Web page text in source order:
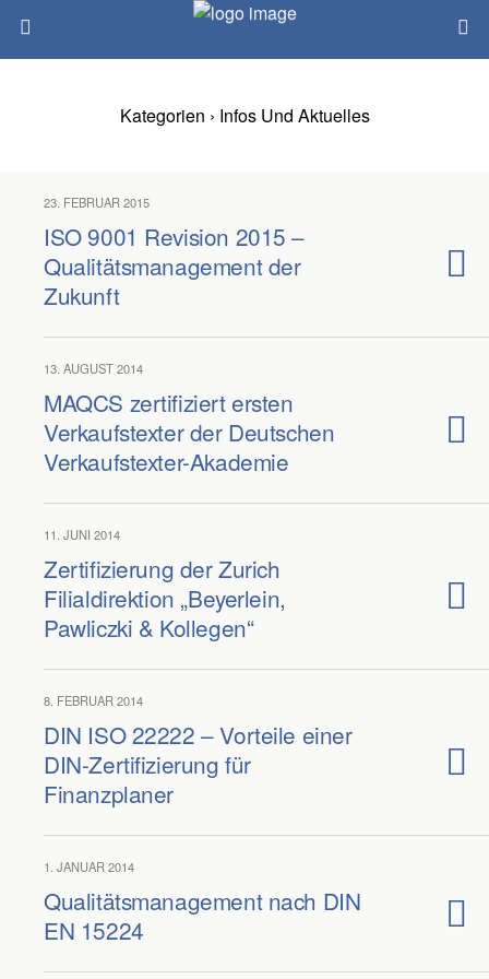
Kategorien › Infos Und Aktuelles
23. FEBRUAR 2015
ISO 9001 Revision 2015 –
Qualitätsmanagement der
Zukunft
13. AUGUST 2014
MAQCS zertifiziert ersten
Verkaufstexter der Deutschen
Verkaufstexter-Akademie
11. JUNI 2014
Zertifizierung der Zurich
Filialdirektion „Beyerlein,
Pawliczki & Kollegen“
8. FEBRUAR 2014
DIN ISO 22222 – Vorteile einer
DIN-Zertifizierung für
Finanzplaner
1. JANUAR 2014
Qualitätsmanagement nach DIN
EN 15224